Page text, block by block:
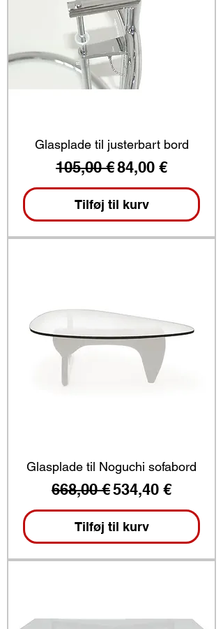
Glasplade til justerbart bord
Regulær pris
105,00 €Salgspris
84,00 €
Tilføj til kurv
Glasplade til Noguchi sofabord
Regulær pris
668,00 €Salgspris
534,40 €
Tilføj til kurv